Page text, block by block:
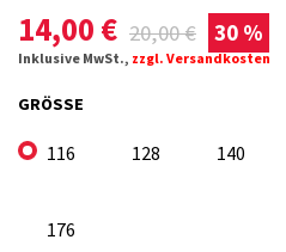
14,00 € 20,00€ 30 %
Inklusive MwSt., zzgl. Versandkosten
GRÖSSE
116 128 140
176